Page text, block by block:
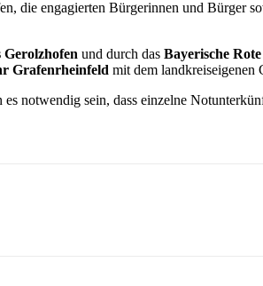
die engagierten Bürgerinnen und Bürger
Gerolzhofen und durch das Bayerische
Grafenrheinfeld mit dem landkreiseigenen
notwendig sein, dass einzelne